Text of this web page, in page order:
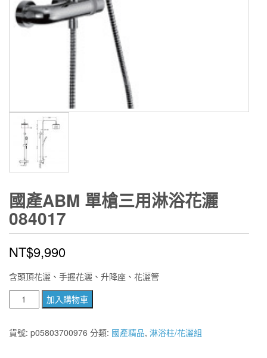
國產ABM 單槍三用淋浴花灑
084017
NT$9,990
含頭頂花灑、手握花灑、升降座、花灑管
產
ABM
加入購物車
貨號: p05803700976 分類: 國產精品, 淋浴柱/花灑組